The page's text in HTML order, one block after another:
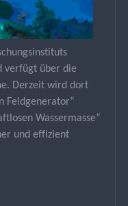
verfügt über die
Derzeit wird dort
Feldgenerator“
Wassermasse“
und effizient